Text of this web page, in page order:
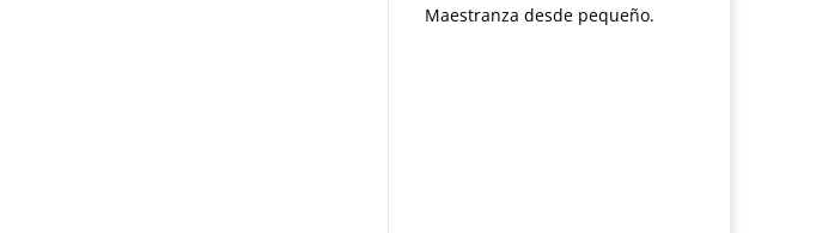
Maestranza desde pequeño.